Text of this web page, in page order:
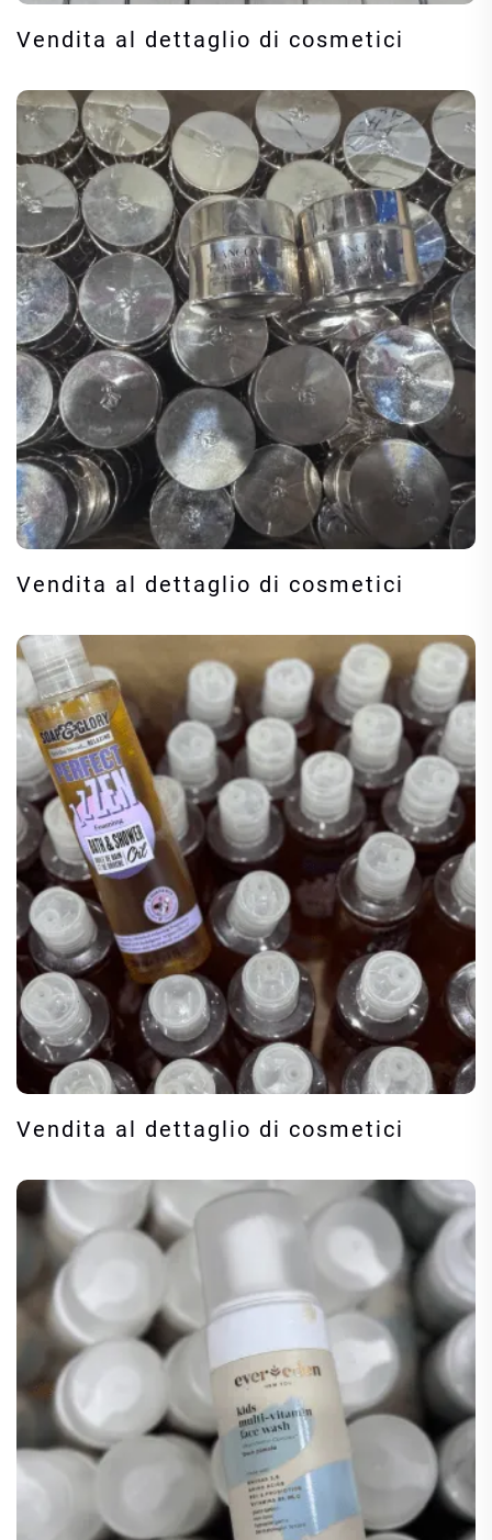
Vendita al dettaglio di cosmetici
Vendita al dettaglio di cosmetici
Vendita al dettaglio di cosmetici